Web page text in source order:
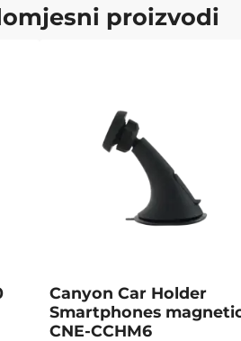
proizvodi
Canyon Car Holder
Smartphones
CNE-CCHM6